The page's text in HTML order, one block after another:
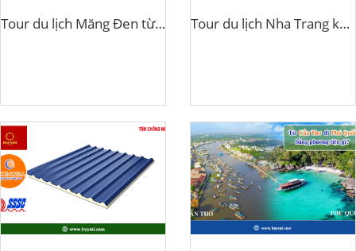
Tour du lịch Măng Đen từ Đà Nẵng Tour du lịch Nha Trang khởi hành từ Buôn Ma Thuột